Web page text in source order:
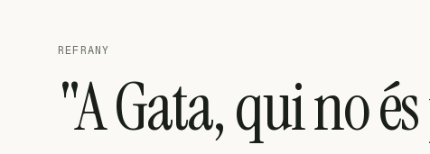
REFRANY
"A Gata, qui no